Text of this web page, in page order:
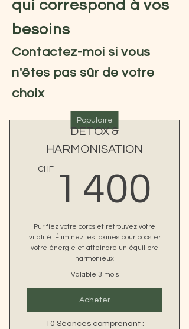
qui correspond à vos
besoins
Contactez-moi si vous
n'êtes pas sûr de votre
choix
Populaire
DETOX &
HARMONISATION
CHF 1 400
Purifiez votre corps et retrouvez votre
vitalité. Éliminez les toxines pour booster
votre énergie et atteindre un équilibre
harmonieux
Valable 3 mois
Acheter
10 Séances comprenant :